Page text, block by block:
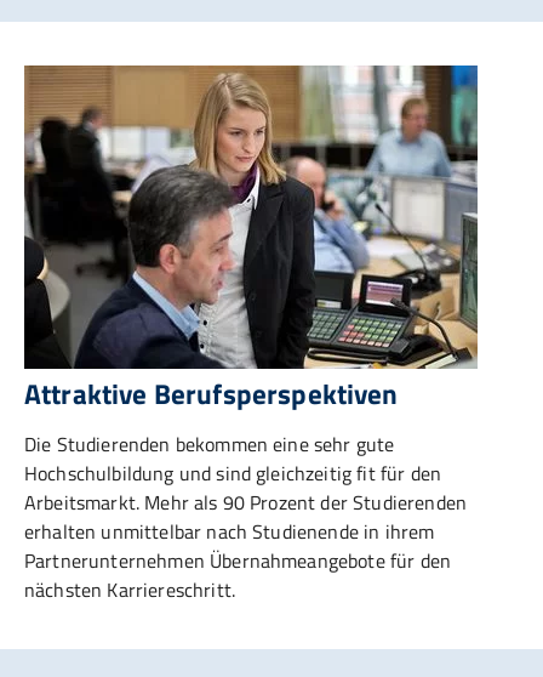
Attraktive Berufsperspektiven
Die Studierenden bekommen eine sehr gute
Hochschulbildung und sind gleichzeitig fit für den
Arbeitsmarkt. Mehr als 90 Prozent der Studierenden
erhalten unmittelbar nach Studienende in ihrem
Partnerunternehmen Übernahmeangebote für den
nächsten Karriere­schritt.